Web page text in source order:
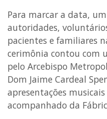
Para marcar a data,
autoridades,
pacientes e familiares
cerimônia contou com
pelo Arcebispo
Dom Jaime Cardeal
apresentações
acompanhado da